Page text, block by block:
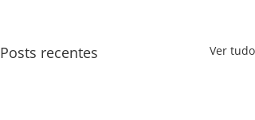
Posts recentes Ver tudo